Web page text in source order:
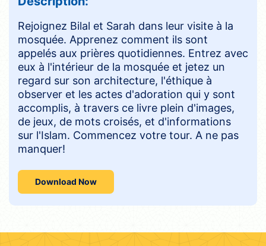
Rejoignez Bilal et Sarah dans leur visite à la
mosquée. Apprenez comment ils sont
appelés aux prières quotidiennes. Entrez avec
eux à l'intérieur de la mosquée et jetez un
regard sur son architecture, l'éthique à
observer et les actes d'adoration qui y sont
accomplis, à travers ce livre plein d'images,
de jeux, de mots croisés, et d'informations
sur l'Islam. Commencez votre tour. A ne pas
manquer!
Download Now